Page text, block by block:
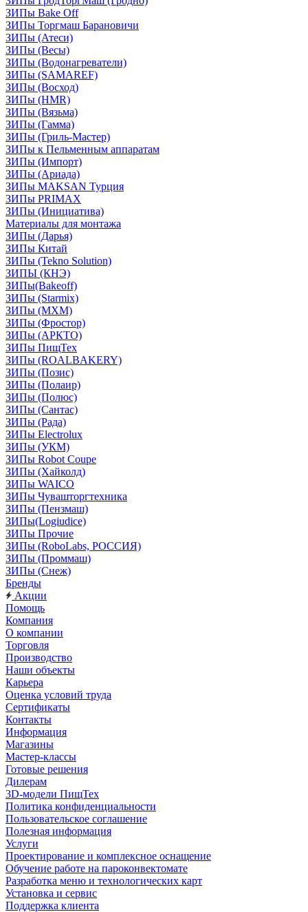
ЗИПы Bake Off
ЗИПы Торгмаш Барановичи
ЗИПы (Атеси)
ЗИПы (Весы)
ЗИПы (Водонагреватели)
ЗИПы (SAMAREF)
ЗИПы (Восход)
ЗИПы (HMR)
ЗИПы (Вязьма)
ЗИПы (Гамма)
ЗИПы (Гриль-Мастер)
ЗИПы к Пельменным аппаратам
ЗИПы (Импорт)
ЗИПы (Ариада)
ЗИПы MAKSAN Турция
ЗИПы PRIMAX
ЗИПы (Инициатива)
Материалы для монтажа
ЗИПы (Дарья)
ЗИПы Китай
ЗИПы (Tekno Solution)
ЗИПЫ (КНЭ)
ЗИПы(Bakeoff)
ЗИПы (Starmix)
ЗИПы (МХМ)
ЗИПы (Фростор)
ЗИПы (АРКТО)
ЗИПы ПищТех
ЗИПы (ROALBAKERY)
ЗИПы (Позис)
ЗИПы (Полаир)
ЗИПы (Полюс)
ЗИПы (Сантас)
ЗИПы (Рада)
ЗИПы Electrolux
ЗИПы (УКМ)
ЗИПы Robot Coupe
ЗИПы (Хайколд)
ЗИПы WAICO
ЗИПы Чувашторгтехника
ЗИПы (Пензмаш)
ЗИПы(Logiudice)
ЗИПы Прочие
ЗИПы (RoboLabs, РОССИЯ)
ЗИПы (Проммаш)
ЗИПы (Снеж)
Бренды
Акции
Помощь
Компания
О компании
Торговля
Производство
Наши объекты
Карьера
Оценка условий труда
Сертификаты
Контакты
Информация
Магазины
Мастер-классы
Готовые решения
Дилерам
3D-модели ПищТех
Политика конфиденциальности
Пользовательское соглашение
Полезная информация
Услуги
Проектирование и комплексное оснащение
Обучение работе на пароконвектомате
Разработка меню и технологических карт
Установка и сервис
Поддержка клиента